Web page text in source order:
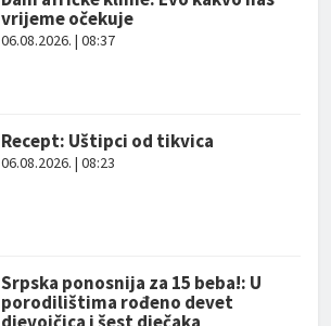
vrijeme očekuje
06.08.2026. | 08:37
Recept: Uštipci od tikvica
06.08.2026. | 08:23
Srpska ponosnija za 15 beba!: U
porodilištima rođeno devet